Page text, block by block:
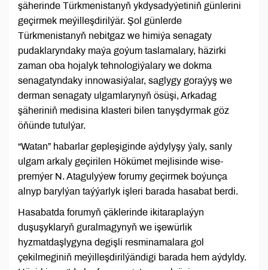
şäherinde Türkmenistanyň ykdysadyýetiniň günlerini
geçirmek meýilleşdirilýär. Şol günlerde
Türkmenistanyň nebitgaz we himiýa senagaty
pudaklaryndaky maýa goýum taslamalary, häzirki
zaman oba hojalyk tehnologiýalary we dokma
senagatyndaky innowasiýalar, saglygy goraýyş we
derman senagaty ulgamlarynyň ösüşi, Arkadag
şäheriniň medisina klasteri bilen tanyşdyrmak göz
öňünde tutulýar.
“Watan” habarlar gepleşiginde aýdylyşy ýaly, sanly
ulgam arkaly geçirilen Hökümet mejlisinde wise-
premýer N. Atagulyýew forumy geçirmek boýunça
alnyp barylýan taýýarlyk işleri barada hasabat berdi.
Hasabatda forumyň çäklerinde ikitaraplaýyn
duşuşyklaryň guralmagynyň we işewürlik
hyzmatdaşlygyna degişli resminamalara gol
çekilmeginiň meýilleşdirilýändigi barada hem aýdyldy.